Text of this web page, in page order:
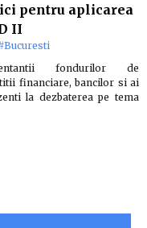
pentru aplicarea
II
fondurilor de
financiare, bancilor si ai
la dezbaterea pe tema